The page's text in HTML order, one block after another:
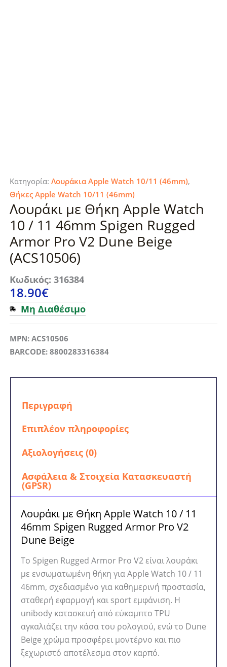
Κατηγορία: Λουράκια Apple Watch 10/11 (46mm),
Θήκες Apple Watch 10/11 (46mm)
Λουράκι με Θήκη Apple Watch
10 / 11 46mm Spigen Rugged
Armor Pro V2 Dune Beige
(ACS10506)
Κωδικός: 316384
18.90€
Μη Διαθέσιμο
MPN: ACS10506
BARCODE: 8800283316384
Περιγραφή
Επιπλέον πληροφορίες
Αξιολογήσεις (0)
Ασφάλεια & Στοιχεία Κατασκευαστή
(GPSR)
Λουράκι με Θήκη Apple Watch 10 / 11
46mm Spigen Rugged Armor Pro V2
Dune Beige
Το Spigen Rugged Armor Pro V2 είναι λουράκι
με ενσωματωμένη θήκη για Apple Watch 10 / 11
46mm, σχεδιασμένο για καθημερινή προστασία,
σταθερή εφαρμογή και sport εμφάνιση. Η
unibody κατασκευή από εύκαμπτο TPU
αγκαλιάζει την κάσα του ρολογιού, ενώ το Dune
Beige χρώμα προσφέρει μοντέρνο και πιο
ξεχωριστό αποτέλεσμα στον καρπό.